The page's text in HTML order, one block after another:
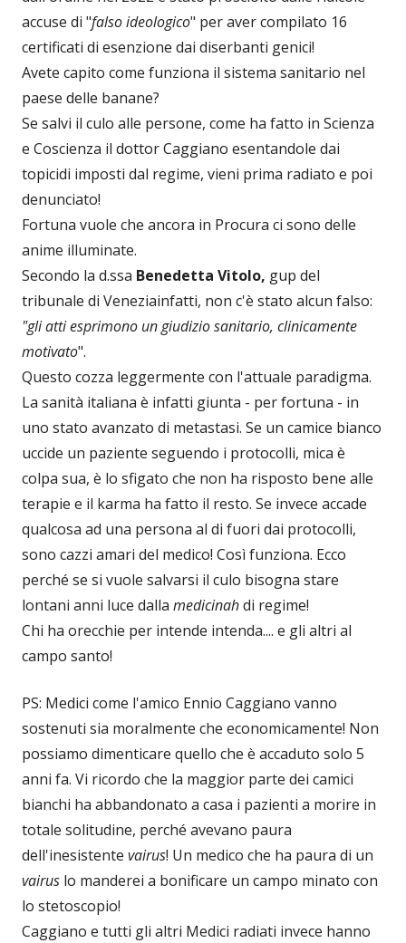
accuse di "falso ideologico" per aver compilato 16
certificati di esenzione dai diserbanti genici!
Avete capito come funziona il sistema sanitario nel
paese delle banane?
Se salvi il culo alle persone, come ha fatto in Scienza
e Coscienza il dottor Caggiano esentandole dai
topicidi imposti dal regime, vieni prima radiato e poi
denunciato!
Fortuna vuole che ancora in Procura ci sono delle
anime illuminate.
Secondo la d.ssa Benedetta Vitolo, gup del
tribunale di Veneziainfatti, non c'è stato alcun falso:
"gli atti esprimono un giudizio sanitario, clinicamente
motivato".
Questo cozza leggermente con l'attuale paradigma.
La sanità italiana è infatti giunta - per fortuna - in
uno stato avanzato di metastasi. Se un camice bianco
uccide un paziente seguendo i protocolli, mica è
colpa sua, è lo sfigato che non ha risposto bene alle
terapie e il karma ha fatto il resto. Se invece accade
qualcosa ad una persona al di fuori dai protocolli,
sono cazzi amari del medico! Così funziona. Ecco
perché se si vuole salvarsi il culo bisogna stare
lontani anni luce dalla medicinahdi regime!
Chi ha orecchie per intende intenda.... e gli altri al
campo santo!
PS: Medici come l'amico Ennio Caggiano vanno
sostenuti sia moralmente che economicamente! Non
possiamo dimenticare quello che è accaduto solo 5
anni fa. Vi ricordo che la maggior parte dei camici
bianchi ha abbandonato a casa i pazienti a morire in
totale solitudine, perché avevano paura
dell'inesistente vairus! Un medico che ha paura di un
vairus lo manderei a bonificare un campo minato con
lo stetoscopio!
Caggiano e tutti gli altri Medici radiati invece hanno